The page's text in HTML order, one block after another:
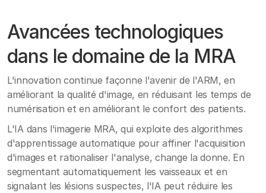
Avancées technologiques
dans le domaine de la MRA
L'innovation continue façonne l'avenir de l'ARM, en
améliorant la qualité d'image, en réduisant les temps de
numérisation et en améliorant le confort des patients.
L'IA dans l'imagerie MRA, qui exploite des algorithmes
d'apprentissage automatique pour affiner l'acquisition
d'images et rationaliser l'analyse, change la donne. En
segmentant automatiquement les vaisseaux et en
signalant les lésions suspectes, l'IA peut réduire les